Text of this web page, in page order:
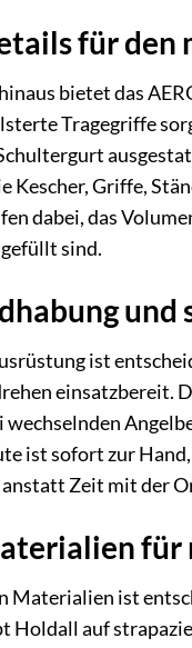
für den
bietet das
Tragegriffe
Kescher, Griffe,
dabei, das
sind.
ist
einsatzbereit.
wechselnden
ist sofort zur
Zeit mit der
für
Materialien ist
Holdall auf